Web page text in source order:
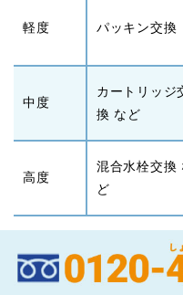
軽度 パッキン交換
中度
カートリッジ
換 など
高度
混合水栓交換
ど
キッチン・台所（水漏れ）